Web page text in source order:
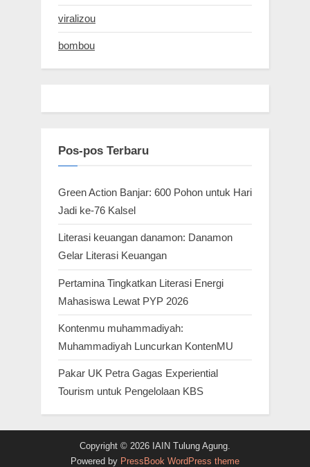
viralizou
bombou
Pos-pos Terbaru
Green Action Banjar: 600 Pohon untuk Hari
Jadi ke-76 Kalsel
Literasi keuangan danamon: Danamon
Gelar Literasi Keuangan
Pertamina Tingkatkan Literasi Energi
Mahasiswa Lewat PYP 2026
Kontenmu muhammadiyah:
Muhammadiyah Luncurkan KontenMU
Pakar UK Petra Gagas Experiential
Tourism untuk Pengelolaan KBS
Copyright © 2026 IAIN Tulung Agung.
Powered by PressBook WordPress theme